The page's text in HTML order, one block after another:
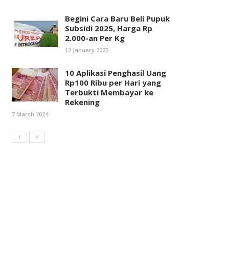
Begini Cara Baru Beli Pupuk
Subsidi 2025, Harga Rp
2.000-an Per Kg
12 January 2025
10 Aplikasi Penghasil Uang
Rp100 Ribu per Hari yang
Terbukti Membayar ke
Rekening
7 March 2024